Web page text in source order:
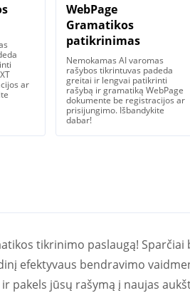
ar
WebPage
Gramatikos
patikrinimas
Nemokamas AI varomas
rašybos tikrintuvas padeda
greitai ir lengvai patikrinti
rašybą ir gramatiką WebPage
dokumente be registracijos ar
prisijungimo. Išbandykite
dabar!
tikrinimo paslaugą!
efektyvaus bendravimo
pakels jūsų rašymą į naujas